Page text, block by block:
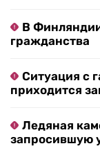
В
гражданства
Ситуация с
приходится
Ледяная
запросившую